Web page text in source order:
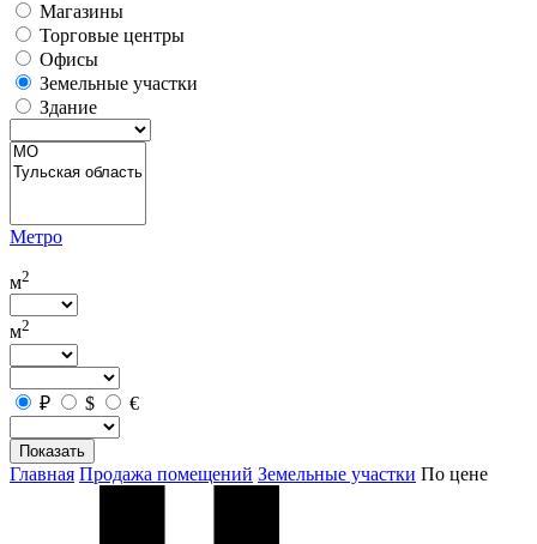
Магазины
Торговые центры
Офисы
Земельные участки
Здание
Метро
м2
м2
₽ $ €
Показать
Главная Продажа помещений Земельные участки По цене